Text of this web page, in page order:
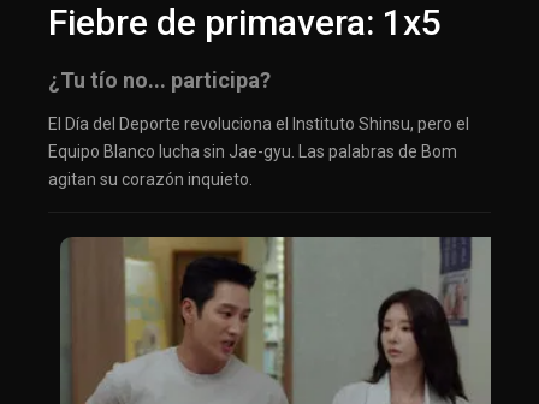
Fiebre de primavera: 1x5
¿Tu tío no... participa?
El Día del Deporte revoluciona el Instituto Shinsu, pero el
Equipo Blanco lucha sin Jae-gyu. Las palabras de Bom
agitan su corazón inquieto.